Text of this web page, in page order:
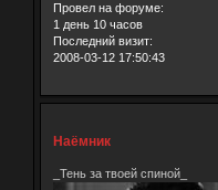
Провел на форуме:
1 день 10 часов
Последний визит:
2008-03-12 17:50:43
Наёмник
_Тень за твоей спиной_